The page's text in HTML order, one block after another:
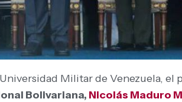
Militar de Venezuela,
Bolivariana, Nicolás Maduro